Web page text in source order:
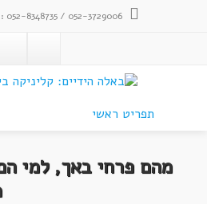
tel: 052-8348735 / 052-3729006
תפריט ראשי
מהם פרחי באך, למי